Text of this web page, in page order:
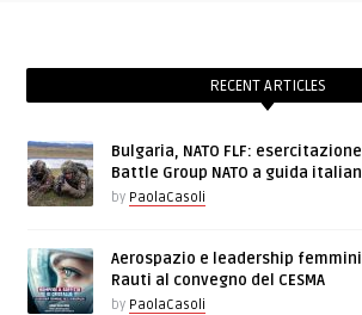
RECENT ARTICLES
Bulgaria, NATO FLF:
Battle Group NATO a guida
by PaolaCasoli
Aerospazio e leadership
Rauti al convegno del CESMA
by PaolaCasoli